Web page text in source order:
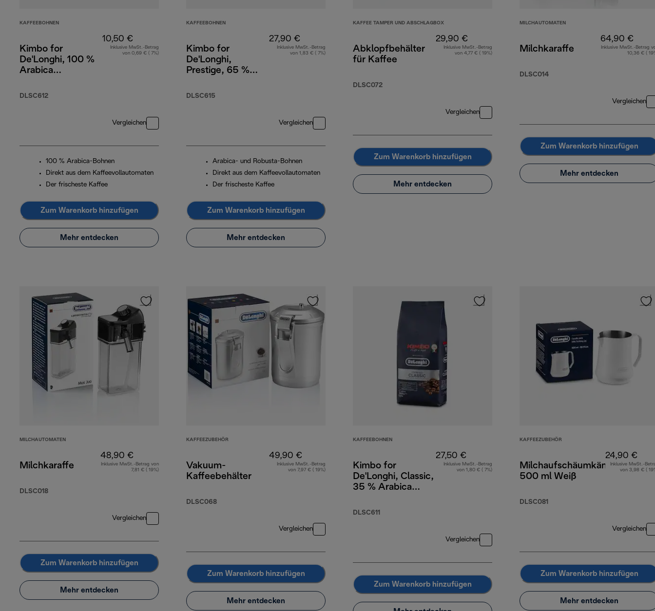
KAFFEEBOHNEN
Kimbo for
De'Longhi, 100 %
Arabica
250 g
DLSC612
10,50 €
Inklusive MwSt.-Betrag
von 0,69 € ( 7%)
Vergleichen
100 % Arabica-Bohnen
Direkt aus dem Kaffeevollautomaten
Der frischeste Kaffee
Zum Warenkorb hinzufügen
Mehr entdecken
KAFFEEBOHNEN
Kimbo for
De'Longhi,
Prestige, 65 %
Robusta, 1 kg
DLSC615
27,90 €
Inklusive MwSt.-Betrag
von 1,83 € ( 7%)
Vergleichen
Arabica- und Robusta-Bohnen
Direkt aus dem Kaffeevollautomaten
Der frischeste Kaffee
Zum Warenkorb hinzufügen
Mehr entdecken
KAFFEE TAMPER UND ABSCHLAGBOX
Abklopfbehälter
für Kaffee
DLSC072
29,90 €
Inklusive MwSt.-Betrag
von 4,77 € ( 19%)
Vergleichen
Zum Warenkorb hinzufügen
Mehr entdecken
MILCHAUTOMATEN
Milchkaraffe
DLSC014
64,90 €
Inklusive MwSt.-Betrag
10,36 € (
Vergleichen
Zum Warenkorb hinzufügen
Mehr entdecken
MILCHAUTOMATEN
Milchkaraffe
DLSC018
48,90 €
Inklusive MwSt.-Betrag von
7,81 € ( 19%)
Vergleichen
Zum Warenkorb hinzufügen
Mehr entdecken
KAFFEEZUBEHÖR
Vakuum-
Kaffeebehälter
DLSC068
49,90 €
Inklusive MwSt.-Betrag
von 7,97 € ( 19%)
Vergleichen
Zum Warenkorb hinzufügen
Mehr entdecken
KAFFEEBOHNEN
Kimbo for
De'Longhi, Classic,
35 % Arabica
DLSC611
27,50 €
Inklusive MwSt.-Betrag
von 1,80 € ( 7%)
Vergleichen
Zum Warenkorb hinzufügen
KAFFEEZUBEHÖR
Milchaufschäumkännchen
500 ml Weiß
DLSC081
24,90 €
Inklusive MwSt.-
von 3,98 € (
Vergleichen
Zum Warenkorb hinzufügen
Mehr entdecken